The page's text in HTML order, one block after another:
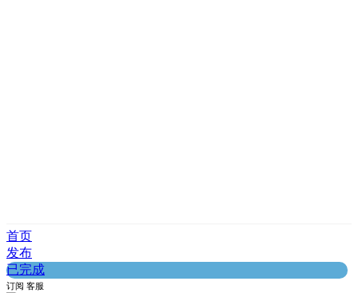
首页
发布
已完成
订阅 客服